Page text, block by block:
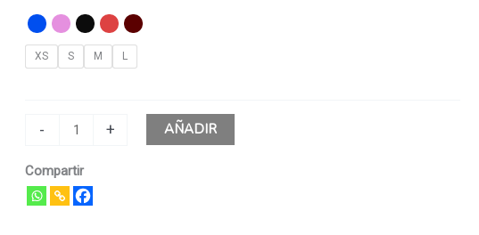
XS S M L
- + AÑADIR
Compartir